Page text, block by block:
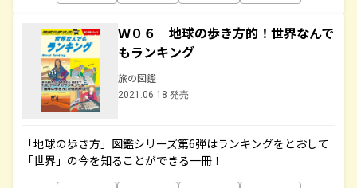
Ｗ０６ 地球の歩き方的！世界なんで
もランキング
旅の図鑑
2021.06.18 発売
「地球の歩き方」図鑑シリーズ第6弾はランキングをとおして
「世界」の今を知ることができる一冊！